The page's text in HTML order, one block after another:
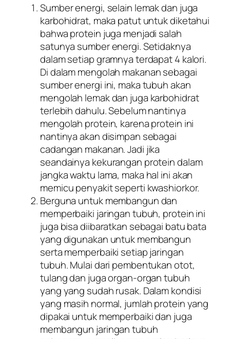
Sumber energi, selain lemak dan juga
karbohidrat, maka patut untuk diketahui
bahwa protein juga menjadi salah
satunya sumber energi. Setidaknya
dalam setiap gramnya terdapat 4 kalori.
Di dalam mengolah makanan sebagai
sumber energi ini, maka tubuh akan
mengolah lemak dan juga karbohidrat
terlebih dahulu. Sebelum nantinya
mengolah protein, karena protein ini
nantinya akan disimpan sebagai
cadangan makanan. Jadi jika
seandainya kekurangan protein dalam
jangka waktu lama, maka hal ini akan
memicu penyakit seperti kwashiorkor.
Berguna untuk membangun dan
memperbaiki jaringan tubuh, protein ini
juga bisa diibaratkan sebagai batu bata
yang digunakan untuk membangun
serta memperbaiki setiap jaringan
tubuh. Mulai dari pembentukan otot,
tulang dan juga organ-organ tubuh
yang yang sudah rusak. Dalam kondisi
yang masih normal, jumlah protein yang
dipakai untuk memperbaiki dan juga
membangun jaringan tubuh